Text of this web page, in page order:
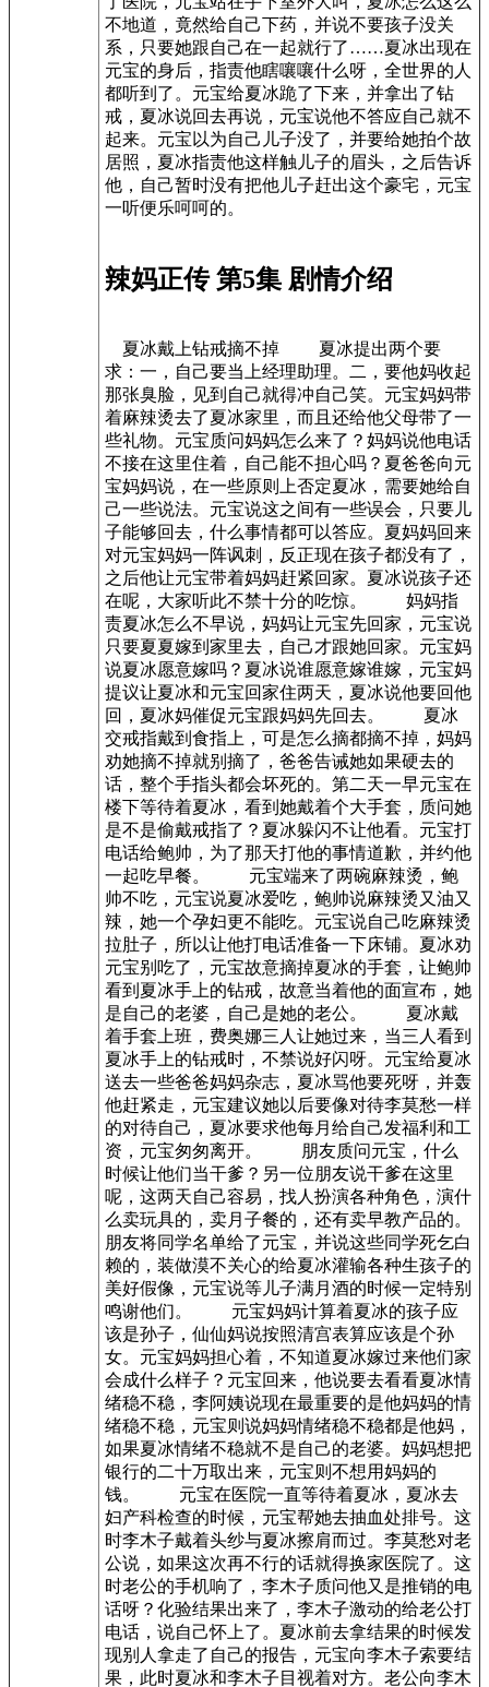
不地道，竟然给自己下药，并说不要孩子没关
系，只要她跟自己在一起就行了……夏冰出现在
元宝的身后，指责他瞎嚷嚷什么呀，全世界的人
都听到了。元宝给夏冰跪了下来，并拿出了钻
戒，夏冰说回去再说，元宝说他不答应自己就不
起来。元宝以为自己儿子没了，并要给她拍个故
居照，夏冰指责他这样触儿子的眉头，之后告诉
他，自己暂时没有把他儿子赶出这个豪宅，元宝
一听便乐呵呵的。
辣妈正传 第5集 剧情介绍
夏冰戴上钻戒摘不掉 夏冰提出两个要
求：一，自己要当上经理助理。二，要他妈收起
那张臭脸，见到自己就得冲自己笑。元宝妈妈带
着麻辣烫去了夏冰家里，而且还给他父母带了一
些礼物。元宝质问妈妈怎么来了？妈妈说他电话
不接在这里住着，自己能不担心吗？夏爸爸向元
宝妈妈说，在一些原则上否定夏冰，需要她给自
己一些说法。元宝说这之间有一些误会，只要儿
子能够回去，什么事情都可以答应。夏妈妈回来
对元宝妈妈一阵讽刺，反正现在孩子都没有了，
之后他让元宝带着妈妈赶紧回家。夏冰说孩子还
在呢，大家听此不禁十分的吃惊。 妈妈指
责夏冰怎么不早说，妈妈让元宝先回家，元宝说
只要夏夏嫁到家里去，自己才跟她回家。元宝妈
说夏冰愿意嫁吗？夏冰说谁愿意嫁谁嫁，元宝妈
提议让夏冰和元宝回家住两天，夏冰说他要回他
回，夏冰妈催促元宝跟妈妈先回去。 夏冰
交戒指戴到食指上，可是怎么摘都摘不掉，妈妈
劝她摘不掉就别摘了，爸爸告诫她如果硬去的
话，整个手指头都会坏死的。第二天一早元宝在
楼下等待着夏冰，看到她戴着个大手套，质问她
是不是偷戴戒指了？夏冰躲闪不让他看。元宝打
电话给鲍帅，为了那天打他的事情道歉，并约他
一起吃早餐。 元宝端来了两碗麻辣烫，鲍
帅不吃，元宝说夏冰爱吃，鲍帅说麻辣烫又油又
辣，她一个孕妇更不能吃。元宝说自己吃麻辣烫
拉肚子，所以让他打电话准备一下床铺。夏冰劝
元宝别吃了，元宝故意摘掉夏冰的手套，让鲍帅
看到夏冰手上的钻戒，故意当着他的面宣布，她
是自己的老婆，自己是她的老公。 夏冰戴
着手套上班，费奥娜三人让她过来，当三人看到
夏冰手上的钻戒时，不禁说好闪呀。元宝给夏冰
送去一些爸爸妈妈杂志，夏冰骂他要死呀，并轰
他赶紧走，元宝建议她以后要像对待李莫愁一样
的对待自己，夏冰要求他每月给自己发福利和工
资，元宝匆匆离开。 朋友质问元宝，什么
时候让他们当干爹？另一位朋友说干爹在这里
呢，这两天自己容易，找人扮演各种角色，演什
么卖玩具的，卖月子餐的，还有卖早教产品的。
朋友将同学名单给了元宝，并说这些同学死乞白
赖的，装做漠不关心的给夏冰灌输各种生孩子的
美好假像，元宝说等儿子满月酒的时候一定特别
鸣谢他们。 元宝妈妈计算着夏冰的孩子应
该是孙子，仙仙妈说按照清宫表算应该是个孙
女。元宝妈妈担心着，不知道夏冰嫁过来他们家
会成什么样子？元宝回来，他说要去看看夏冰情
绪稳不稳，李阿姨说现在最重要的是他妈妈的情
绪稳不稳，元宝则说妈妈情绪稳不稳都是他妈，
如果夏冰情绪不稳就不是自己的老婆。妈妈想把
银行的二十万取出来，元宝则不想用妈妈的
钱。 元宝在医院一直等待着夏冰，夏冰去
妇产科检查的时候，元宝帮她去抽血处排号。这
时李木子戴着头纱与夏冰擦肩而过。李莫愁对老
公说，如果这次再不行的话就得换家医院了。这
时老公的手机响了，李木子质问他又是推销的电
话呀？化验结果出来了，李木子激动的给老公打
电话，说自己怀上了。夏冰前去拿结果的时候发
现别人拿走了自己的报告，元宝向李木子索要结
果，此时夏冰和李木子目视着对方。老公向李木